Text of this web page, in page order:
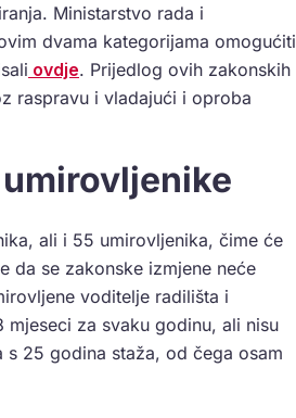
Ministarstvo rada i
dvama kategorijama omogućiti
ovdje. Prijedlog ovih zakonskih
raspravu i vladajući i oproba
ali i 55 umirovljenika, čime će
da se zakonske izmjene neće
voditelje radilišta i
za svaku godinu, ali nisu
25 godina staža, od čega osam